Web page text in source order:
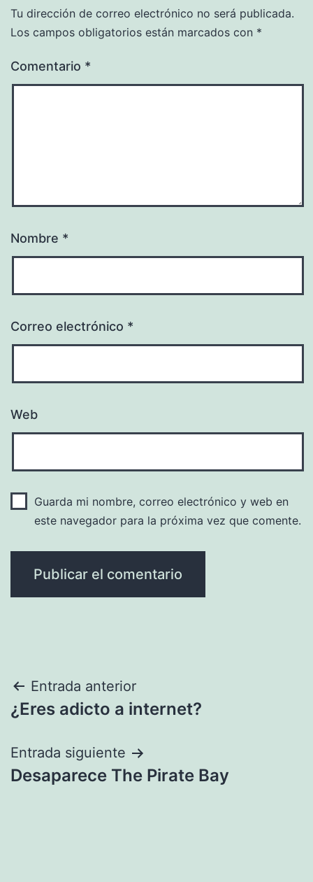
Tu dirección de correo electrónico no será publicada.
Los campos obligatorios están marcados con *
Comentario *
Nombre *
Correo electrónico *
Web
Guarda mi nombre, correo electrónico y web en
este navegador para la próxima vez que comente.
Navegación
de
entradas
Entrada anterior
¿Eres adicto a internet?
Entrada siguiente
Desaparece The Pirate Bay